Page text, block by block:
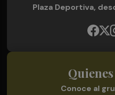
Plaza Deportiva,
Conoce al